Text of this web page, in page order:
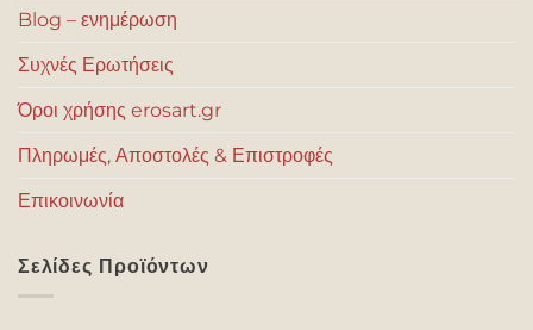
Blog – ενημέρωση
Συχνές Ερωτήσεις
Όροι χρήσης erosart.gr
Πληρωμές, Αποστολές & Επιστροφές
Επικοινωνία
Σελίδες Προϊόντων